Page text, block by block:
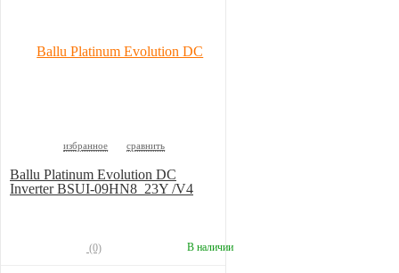
избранное сравнить
Ballu Platinum Evolution DC
Inverter BSUI-09HN8_23Y /V4
(0) В наличии